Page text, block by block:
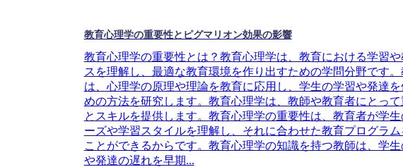
教育心理学の重要性とピグマリオン効果の影響
教育心理学の重要性とは？教育心理学は、教育における学習
スを理解し、最適な教育環境を作り出すための学問分野です
は、心理学の原理や理論を教育に応用し、学生の学習や発達を
めの方法を研究します。教育心理学は、教師や教育者にとっ
とスキルを提供します。教育心理学の重要性は、教育者が学
ーズや学習スタイルを理解し、それに合わせた教育プログラム
ことができるからです。教育心理学の知識を持つ教師は、学
や発達の遅れを早期...